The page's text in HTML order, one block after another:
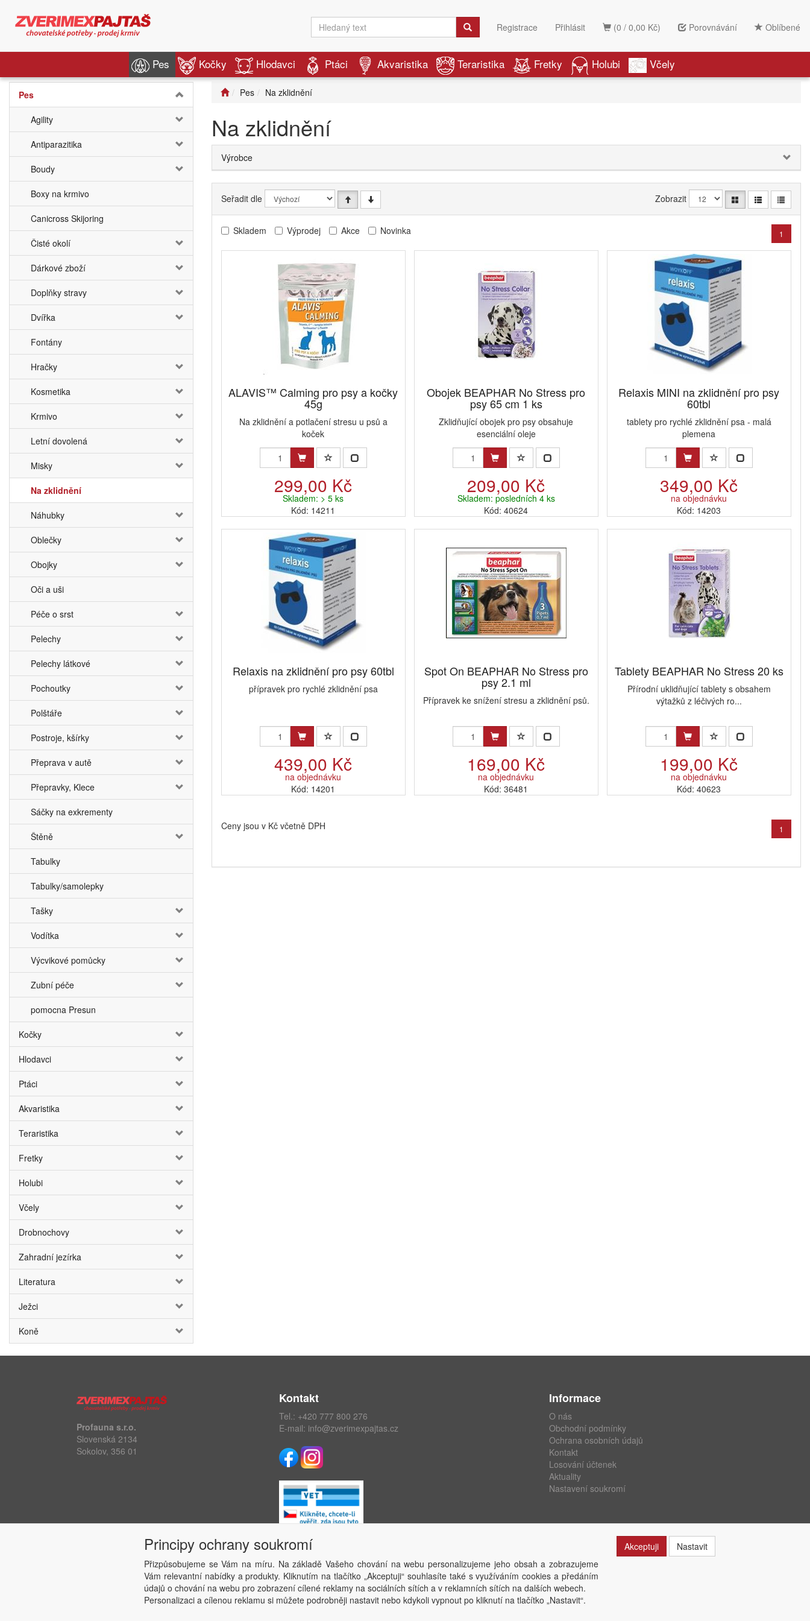
(0 / 0,00 Kč) Porovnávání Oblíbené
Registrace Přihlásit
Pes Kočky Hlodavci Ptáci Akvaristika Teraristika Fretky Holubi Včely
Pes
Agility
Antiparazitika
Boudy
Boxy na krmivo
Canicross Skijoring
Čisté okolí
Dárkové zboží
Doplňky stravy
Dvířka
Fontány
Hračky
Kosmetika
Krmivo
Letní dovolená
Misky
Na zklidnění
Náhubky
Oblečky
Obojky
Oči a uši
Péče o srst
Pelechy
Pelechy látkové
Pochoutky
Polštáře
Postroje, kšírky
Přeprava v autě
Přepravky, Klece
Sáčky na exkrementy
Štěně
Tabulky
Tabulky/samolepky
Tašky
Vodítka
Výcvikové pomůcky
Zubní péče
pomocna Presun
Kočky
Hlodavci
Ptáci
Akvaristika
Teraristika
Fretky
Holubi
Včely
Drobnochovy
Zahradní jezírka
Literatura
Ježci
Koně
Pes Na zklidnění
Na zklidnění
Výrobce
Seřadit dle Zobrazit
Skladem Výprodej Akce Novinka 1
ALAVIS™ Calming pro psy a kočky
45g
Na zklidnění a potlačení stresu u psů a
koček
299,00 Kč
Skladem: > 5 ks
Kód: 14211
Obojek BEAPHAR No Stress pro
psy 65 cm 1 ks
Zklidňující obojek pro psy obsahuje
esenciální oleje
209,00 Kč
Skladem: posledních 4 ks
Kód: 40624
Relaxis MINI na zklidnění pro psy
60tbl
tablety pro rychlé zklidnění psa - malá
plemena
349,00 Kč
na objednávku
Kód: 14203
Relaxis na zklidnění pro psy 60tbl
přípravek pro rychlé zklidnění psa
439,00 Kč
na objednávku
Kód: 14201
Spot On BEAPHAR No Stress pro
psy 2.1 ml
Přípravek ke snížení stresu a zklidnění psů.
169,00 Kč
na objednávku
Kód: 36481
Tablety BEAPHAR No Stress 20 ks
Přírodní uklidňující tablety s obsahem
výtažků z léčivých ro...
199,00 Kč
na objednávku
Kód: 40623
Ceny jsou v Kč včetně DPH 1
Profauna s.r.o.
Slovenská 2134
Sokolov, 356 01
Kontakt
Tel.: +420 777 800 276
E-mail: info@zverimexpajtas.cz
Informace
O nás
Obchodní podmínky
Ochrana osobních údajů
Kontakt
Losování účtenek
Aktuality
Nastavení soukromí
Copyright © ABRA Software a.s. 2020
Principy ochrany soukromí
Přizpůsobujeme se Vám na míru. Na základě Vašeho chování na webu personalizujeme jeho obsah a zobrazujeme
Vám relevantní nabídky a produkty. Kliknutím na tlačítko „Akceptuji“ souhlasíte také s využíváním cookies a předáním
údajů o chování na webu pro zobrazení cílené reklamy na sociálních sítích a v reklamních sítích na dalších webech.
Personalizaci a cílenou reklamu si můžete podrobněji nastavit nebo kdykoli vypnout po kliknutí na tlačítko „Nastavit“.
Akceptuji Nastavit